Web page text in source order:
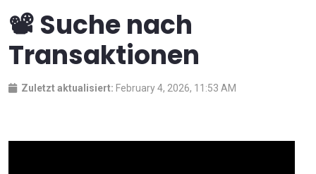
📽️ Suche nach
Transaktionen
Zuletzt aktualisiert: February 4, 2026, 11:53 AM